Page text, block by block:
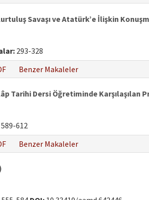
Savaşı ve Atatürk’e İlişkin
293-328
Benzer Makaleler
Tarihi Dersi Öğretiminde Karşılaşılan
589-612
Benzer Makaleler